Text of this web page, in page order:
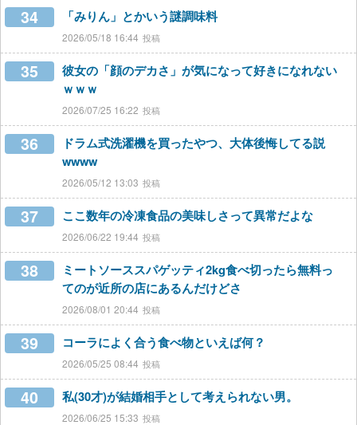
34 「みりん」とかいう謎調味料
2026/05/18 16:44
35
彼女の「顔のデカさ」が気になって好きになれない
ｗｗｗ
2026/07/25 16:22
36
ドラム式洗濯機を買ったやつ、大体後悔してる説
wwww
2026/05/12 13:03
37 ここ数年の冷凍食品の美味しさって異常だよな
2026/06/22 19:44
38
ミートソーススパゲッティ2kg食べ切ったら無料っ
てのが近所の店にあるんだけどさ
2026/08/01 20:44
39 コーラによく合う食べ物といえば何？
2026/05/25 08:44
40 私(30才)が結婚相手として考えられない男。
2026/06/25 15:33